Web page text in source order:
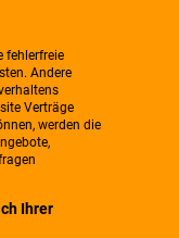
fehlerfreie
Andere
Verträge
werden die
Ihrer